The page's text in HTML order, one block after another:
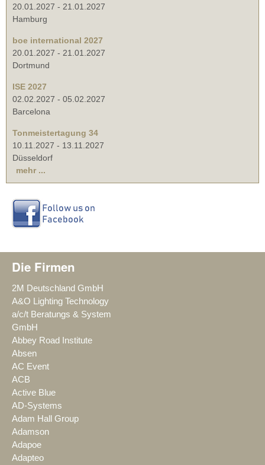
20.01.2027 - 21.01.2027
Hamburg
boe international 2027
20.01.2027 - 21.01.2027
Dortmund
ISE 2027
02.02.2027 - 05.02.2027
Barcelona
Tonmeistertagung 34
10.11.2027 - 13.11.2027
Düsseldorf
mehr ...
Die Firmen
2M Deutschland GmbH
A&O Lighting Technology
a/c/t Beratungs & System
GmbH
Abbey Road Institute
Absen
AC Event
ACB
Active Blue
AD-Systems
Adam Hall Group
Adamson
Adapoe
Adapteo